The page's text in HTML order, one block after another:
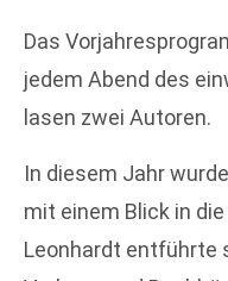
Das
jedem Abend des
lasen zwei Autoren.
In diesem Jahr
mit einem Blick in
Leonhardt entführte